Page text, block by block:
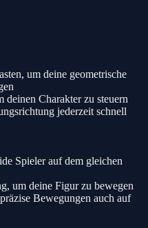
um deine geometrische
deinen Charakter zu steuern
jederzeit schnell
Spieler auf dem gleichen
um deine Figur zu bewegen
Bewegungen auch auf